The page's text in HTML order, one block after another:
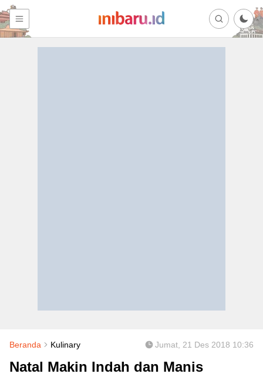
Beranda Kulinary Jumat, 21 Des 2018 10:36
Natal Makin Indah dan Manis